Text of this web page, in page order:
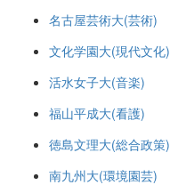
名古屋芸術大(芸術)
文化学園大(現代文化)
活水女子大(音楽)
福山平成大(看護)
徳島文理大(総合政策)
南九州大(環境園芸)